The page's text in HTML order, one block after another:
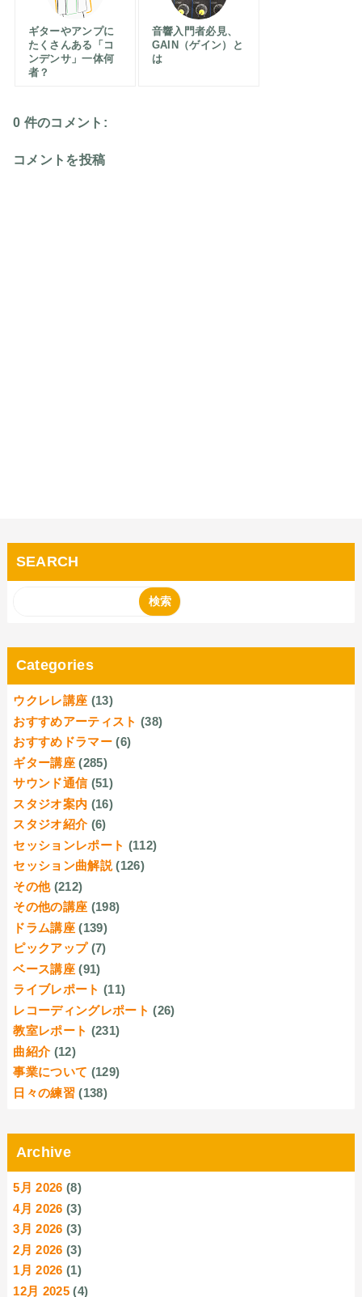
ギターやアンプに
たくさんある「コ
ンデンサ」一体何
者？
音響入門者必見、
GAIN（ゲイン）と
は
0 件のコメント:
コメントを投稿
SEARCH
Categories
ウクレレ講座 (13)
おすすめアーティスト (38)
おすすめドラマー (6)
ギター講座 (285)
サウンド通信 (51)
スタジオ案内 (16)
スタジオ紹介 (6)
セッションレポート (112)
セッション曲解説 (126)
その他 (212)
その他の講座 (198)
ドラム講座 (139)
ピックアップ (7)
ベース講座 (91)
ライブレポート (11)
レコーディングレポート (26)
教室レポート (231)
曲紹介 (12)
事業について (129)
日々の練習 (138)
Archive
5月 2026 (8)
4月 2026 (3)
3月 2026 (3)
2月 2026 (3)
1月 2026 (1)
12月 2025 (4)